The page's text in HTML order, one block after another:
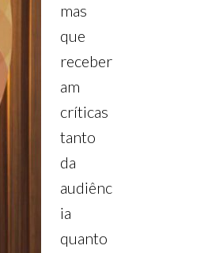
mas
que
receber
am
críticas
tanto
da
audiênc
ia
quanto